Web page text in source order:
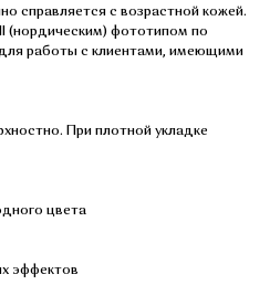
справляется с возрастной кожей.
(нордическим) фототипом по
работы с клиентами, имеющими
При плотной укладке
цвета
эффектов